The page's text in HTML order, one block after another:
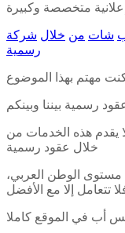
متخصصة وكبيرة
شات من خلال شركة
رسمية
مهتم بهذا الموضوع
رسمية بيننا وبينكم
يقدم هذه الخدمات من
خلال عقود رسمية
مستوى الوطن العربي،
تتعامل إلا مع الأفضل
أب في الموقع كاملا